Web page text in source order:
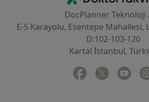
DocPlanner Teknoloji
E-5 Karayolu, Esentepe Mahallesi,
D:102-103-120
Kartal İstanbul,
Facebook
yeni bir sekmede
Twitter
yeni bir